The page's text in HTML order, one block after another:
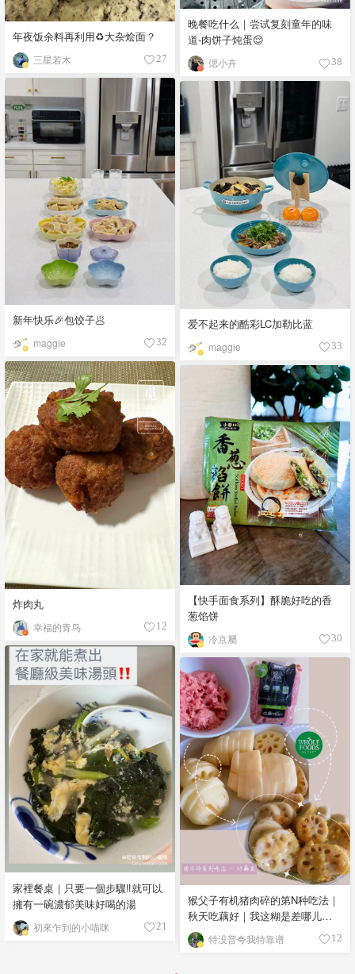
晚餐吃什么｜尝试复刻童年的味
道-肉饼子炖蛋😌
偲小卉 38
年夜饭余料再利用♻️大杂烩面？
三星若木 27
新年快乐🎉包饺子🥟
maggie 32
爱不起来的酷彩LC加勒比蓝
maggie 33
炸肉丸
幸福的青鸟 12
【快手面食系列】酥脆好吃的香
葱馅饼
冷京屬 30
家裡餐桌｜只要一個步驟‼️就可以
擁有一碗濃郁美味好喝的湯
初來乍到的小喵咪 21
猴父子有机猪肉碎的第N种吃法｜
秋天吃藕好｜我这糊是差哪儿
了…😂特没普夸我特靠谱 12